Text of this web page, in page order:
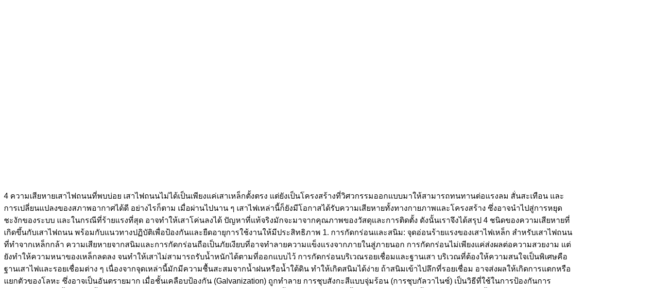
4 ความเสียหายเสาไฟถนนที่พบบ่อย เสาไฟถนนไม่ได้เป็นเพียงแค่เสาเหล็กตั้งตรง แต่ยังเป็นโครงสร้างที่วิศวกรรมออกแบบมาให้สามารถทนทานต่อแรงลม สั่นสะเทือน และ
การเปลี่ยนแปลงของสภาพอากาศได้ดี อย่างไรก็ตาม เมื่อผ่านไปนาน ๆ เสาไฟเหล่านี้ก็ยังมีโอกาสได้รับความเสียหายทั้งทางกายภาพและโครงสร้าง ซึ่งอาจนำไปสู่การหยุด
ชะงักของระบบ และในกรณีที่ร้ายแรงที่สุด อาจทำให้เสาโค่นลงได้ ปัญหาที่แท้จริงมักจะมาจากคุณภาพของวัสดุและการติดตั้ง ดังนั้นเราจึงได้สรุป 4 ชนิดของความเสียหายที่
เกิดขึ้นกับเสาไฟถนน พร้อมกับแนวทางปฏิบัติเพื่อป้องกันและยืดอายุการใช้งานให้มีประสิทธิภาพ 1. การกัดกร่อนและสนิม: จุดอ่อนร้ายแรงของเสาไฟเหล็ก สำหรับเสาไฟถนน
ที่ทำจากเหล็กกล้า ความเสียหายจากสนิมและการกัดกร่อนถือเป็นภัยเงียบที่อาจทำลายความแข็งแรงจากภายในสู่ภายนอก การกัดกร่อนไม่เพียงแค่ส่งผลต่อความสวยงาม แต่
ยังทำให้ความหนาของเหล็กลดลง จนทำให้เสาไม่สามารถรับน้ำหนักได้ตามที่ออกแบบไว้ การกัดกร่อนบริเวณรอยเชื่อมและฐานเสา บริเวณที่ต้องให้ความสนใจเป็นพิเศษคือ
ฐานเสาไฟและรอยเชื่อมต่าง ๆ เนื่องจากจุดเหล่านี้มักมีความชื้นสะสมจากน้ำฝนหรือน้ำใต้ดิน ทำให้เกิดสนิมได้ง่าย ถ้าสนิมเข้าไปลึกที่รอยเชื่อม อาจส่งผลให้เกิดการแตกหรือ
แยกตัวของโลหะ ซึ่งอาจเป็นอันตรายมาก เมื่อชั้นเคลือบป้องกัน (Galvanization) ถูกทำลาย การชุบสังกะสีแบบจุ่มร้อน (การชุบกัลวาไนซ์) เป็นวิธีที่ใช้ในการป้องกันการ